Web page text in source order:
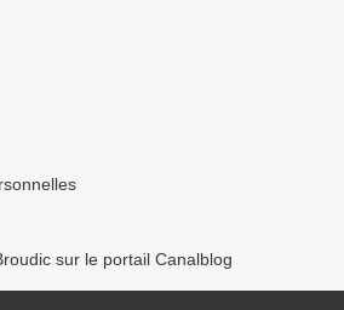
sur le portail Canalblog